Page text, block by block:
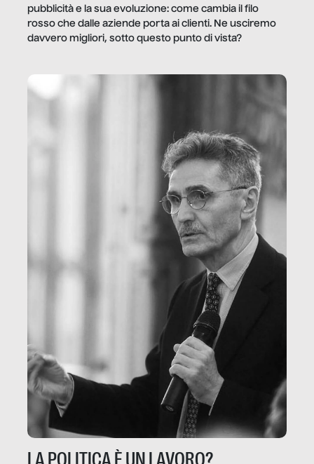
pubblicità e la sua evoluzione: come cambia il filo
rosso che dalle aziende porta ai clienti. Ne usciremo
davvero migliori, sotto questo punto di vista?